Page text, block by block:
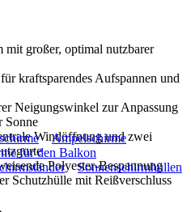
mit großer, optimal nutzbarer
kraftsparendes Aufspannen und
Neigungswinkel zur Anpassung
Sonne
Windöffnung und zwei
Polyester-Bespannung
Schutzhülle mit Reißverschluss
Ampelschirme
für den Balkon
Sonnenschirmhüllen